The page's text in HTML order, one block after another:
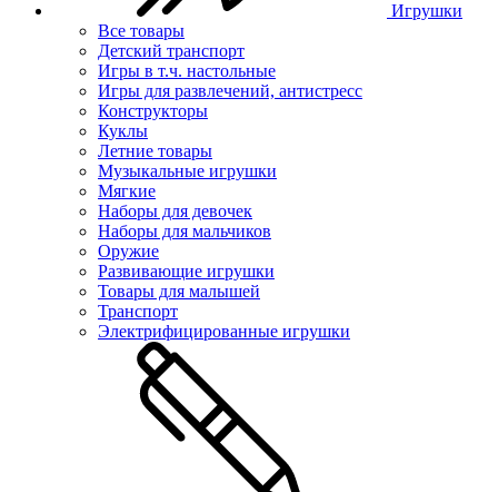
Игрушки
Все товары
Детский транспорт
Игры в т.ч. настольные
Игры для развлечений, антистресс
Конструкторы
Куклы
Летние товары
Музыкальные игрушки
Мягкие
Наборы для девочек
Наборы для мальчиков
Оружие
Развивающие игрушки
Товары для малышей
Транспорт
Электрифицированные игрушки